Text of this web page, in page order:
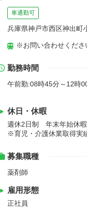
車通勤可
兵庫県神戸市西区神出町
※お問い合わせくださ
勤務時間
午前勤:08時45分～12時
休日・休暇
週休2日制 年末年始休
※育児・介護休業取得実
募集職種
薬剤師
雇用形態
正社員